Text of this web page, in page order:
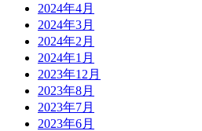
2024年4月
2024年3月
2024年2月
2024年1月
2023年12月
2023年8月
2023年7月
2023年6月